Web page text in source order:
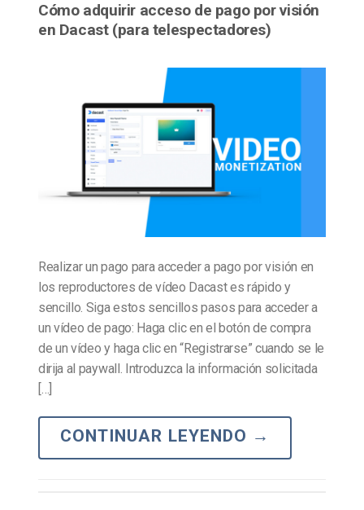
Cómo adquirir acceso de pago por visión
en Dacast (para telespectadores)
Realizar un pago para acceder a pago por visión en
los reproductores de vídeo Dacast es rápido y
sencillo. Siga estos sencillos pasos para acceder a
un vídeo de pago: Haga clic en el botón de compra
de un vídeo y haga clic en “Registrarse” cuando se le
dirija al paywall. Introduzca la información solicitada
[…]
CONTINUAR LEYENDO →